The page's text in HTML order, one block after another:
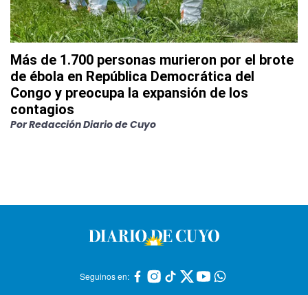
Más de 1.700 personas murieron por el brote
de ébola en República Democrática del
Congo y preocupa la expansión de los
contagios
PorRedacción Diario de Cuyo
Seguinos en: